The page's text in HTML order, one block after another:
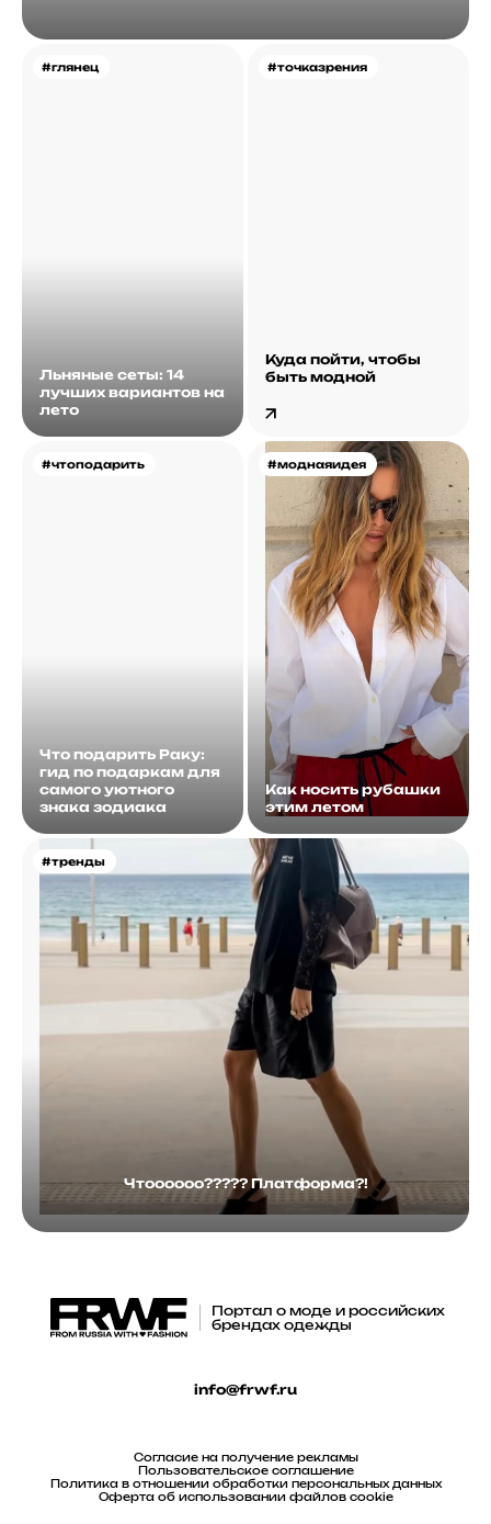
#глянец
Льняные сеты: 14
лучших вариантов на
лето
#точказрения
Куда пойти, чтобы
быть модной
#чтоподарить
Что подарить Раку:
гид по подаркам для
самого уютного
знака зодиака
#моднаяидея
Как носить рубашки
этим летом
#тренды
Чтоооооо????? Платформа?!
Портал о моде и российских
брендах одежды
info@frwf.ru
Согласие на получение рекламы
Пользовательское соглашение
Политика в отношении обработки персональных данных
Оферта об использовании файлов cookie